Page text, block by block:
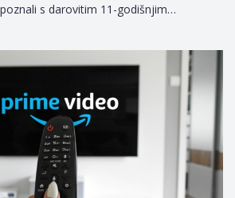
s darovitim 11-godišnjim…